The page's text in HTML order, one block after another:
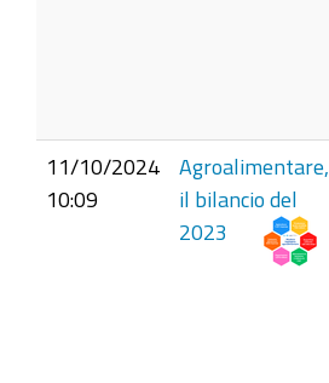
11/10/2024
10:09
Agroalimentare,
il bilancio del
2023